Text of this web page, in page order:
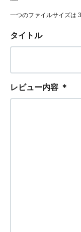
一つのファイルサイズは
タイトル
レビュー内容 ＊